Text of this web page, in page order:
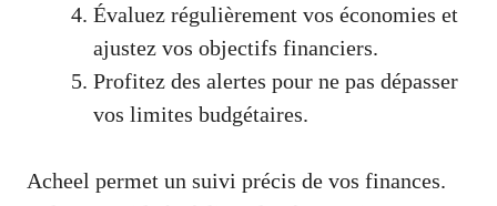
Évaluez régulièrement vos économies et
ajustez vos objectifs financiers.
Profitez des alertes pour ne pas dépasser
vos limites budgétaires.
Acheel permet un suivi précis de vos finances.